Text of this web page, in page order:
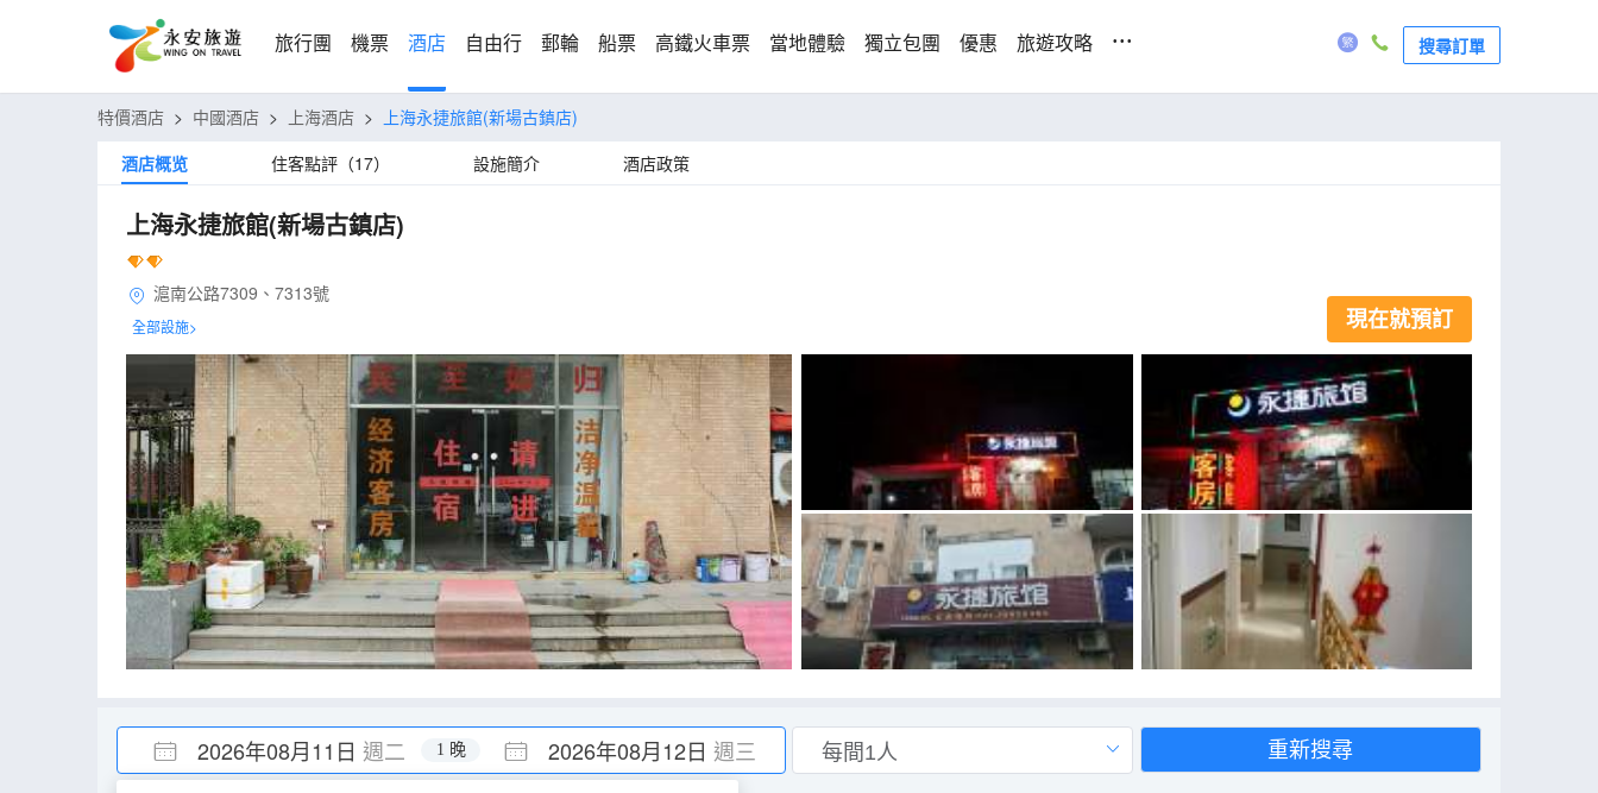
旅行團 機票 酒店 自由行 郵輪 船票 高鐵火車票 當地體驗 獨立包團 優惠 旅遊攻略 ... 搜尋訂單
特價酒店 > 中國酒店 > 上海酒店 >
上海永捷旅館(新場古鎮店)
酒店概览
住客點評（17） 設施簡介 酒店政策
上海永捷旅館(新場古鎮店)
滬南公路7309、7313號
全部設施> 現在就預訂
2026年08月11日 週二 2026年08月12日 週三
1 晚 重新搜尋